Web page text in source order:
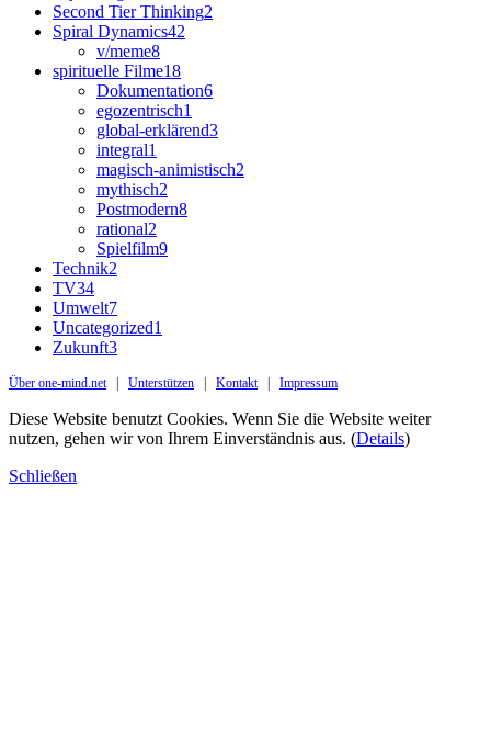
Second Tier Thinking2
Spiral Dynamics42
v/meme8
spirituelle Filme18
Dokumentation6
egozentrisch1
global-erklärend3
integral1
magisch-animistisch2
mythisch2
Postmodern8
rational2
Spielfilm9
Technik2
TV34
Umwelt7
Uncategorized1
Zukunft3
Über one-mind.net| Unterstützen Kontakt| Impressum
Diese Website benutzt Cookies. Wenn Sie die Website weiter
nutzen, gehen wir von Ihrem Einverständnis aus. (Details)
Schließen